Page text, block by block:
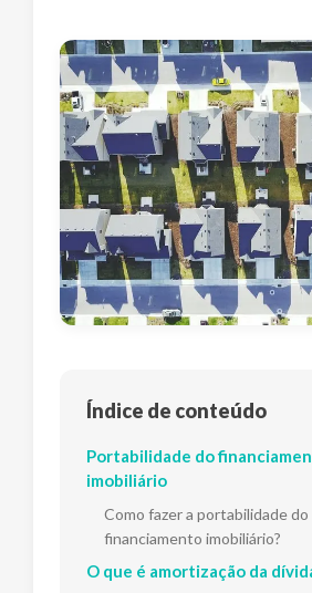
Índice de conteúdo
Portabilidade do
imobiliário
Como fazer a portabilidade do
financiamento imobiliário?
O que é amortização da